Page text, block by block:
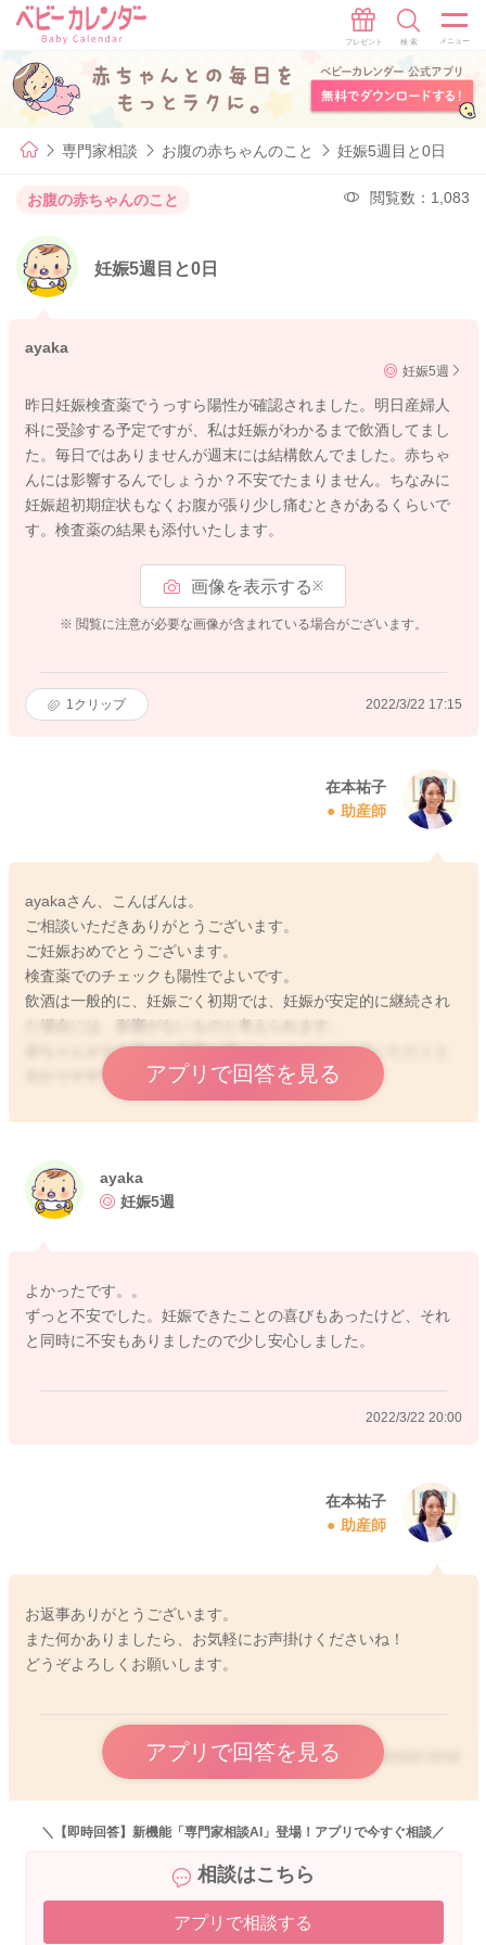
専門家相談 お腹の赤ちゃんのこと 妊娠5週目と0日
お腹の赤ちゃんのこと 閲覧数：1,083
妊娠5週目と0日
ayaka
妊娠5週
昨日妊娠検査薬でうっすら陽性が確認されました。明日産婦人
科に受診する予定ですが、私は妊娠がわかるまで飲酒してまし
た。毎日ではありませんが週末には結構飲んでました。赤ちゃ
んには影響するんでしょうか？不安でたまりません。ちなみに
妊娠超初期症状もなくお腹が張り少し痛むときがあるくらいで
す。検査薬の結果も添付いたします。
画像を表示する※
※ 閲覧に注意が必要な画像が含まれている場合がございます。
1 クリップ 2022/3/22 17:15
在本祐子
助産師
ayakaさん、こんばんは。
ご相談いただきありがとうございます。
ご妊娠おめでとうございます。
検査薬でのチェックも陽性でよいです。
飲酒は一般的に、妊娠ごく初期では、妊娠が安定的に継続され
た場合には、影響がないものと考えられます。
赤ちゃんが小さ過ぎて影響が薄いと、イメージしていただくと
分かりやすいですね。
ですが、これからは、影響を受けていく時期に入りますから、
アプリで回答を見る
ayaka
妊娠5週
よかったです。。
ずっと不安でした。妊娠できたことの喜びもあったけど、それ
と同時に不安もありましたので少し安心しました。
2022/3/22 20:00
在本祐子
助産師
お返事ありがとうございます。
また何かありましたら、お気軽にお声掛けくださいね！
どうぞよろしくお願いします。
アプリで回答を見る 2022/3/22 20:02
＼【即時回答】新機能「専門家相談AI」登場！アプリで今すぐ相談／
相談はこちら
アプリで相談する